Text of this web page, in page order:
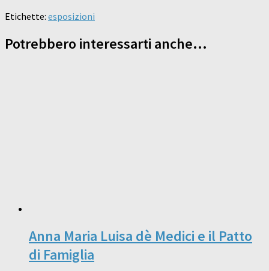
Etichette: esposizioni
Potrebbero interessarti anche...
Anna Maria Luisa dè Medici e il Patto
di Famiglia